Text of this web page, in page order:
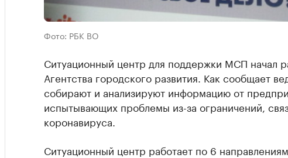
Фото: РБК ВО
Ситуационный центр для поддержки МСП начал
Агентства городского развития. Как сообщает
собирают и анализируют информацию от
испытывающих проблемы из-за ограничений,
коронавируса.
Ситуационный центр работает по 6